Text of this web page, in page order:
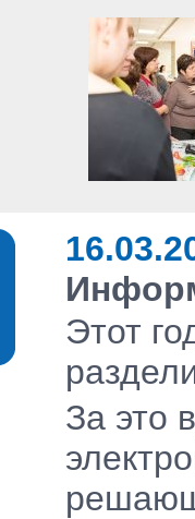
Этот
За это